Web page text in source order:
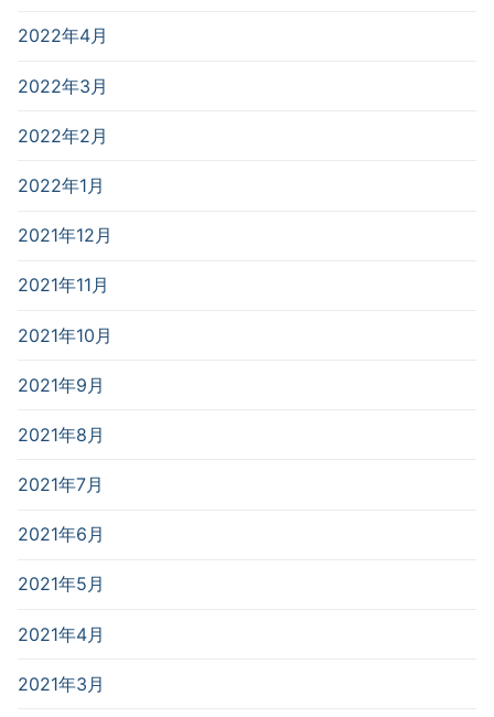
2022年4月
2022年3月
2022年2月
2022年1月
2021年12月
2021年11月
2021年10月
2021年9月
2021年8月
2021年7月
2021年6月
2021年5月
2021年4月
2021年3月